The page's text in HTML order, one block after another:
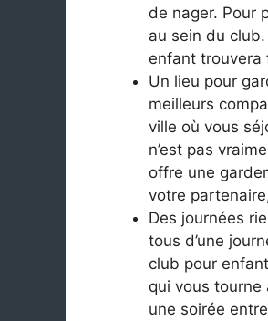
de nager. Pour
au sein du
enfant trouvera
Un lieu pour
meilleurs
ville où vous
n’est pas
offre une
votre
Des journées
tous d’une
club pour
qui vous tourne
une soirée